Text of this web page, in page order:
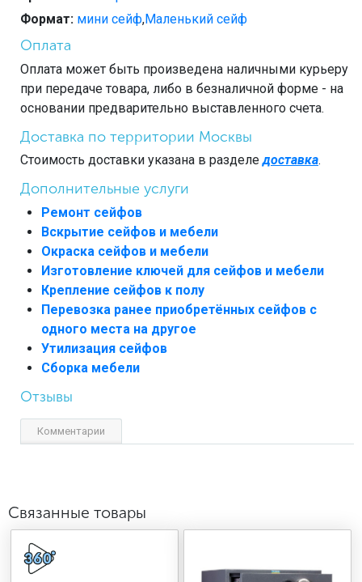
Формат: мини сейф,Маленький сейф
Оплата
Оплата может быть произведена наличными курьеру
при передаче товара, либо в безналичной форме - на
основании предварительно выставленного счета.
Доставка по территории Москвы
Стоимость доставки указана в разделедоставка.
Дополнительные услуги
Ремонт сейфов
Вскрытие сейфов и мебели
Окраска сейфов и мебели
Изготовление ключей для сейфов и мебели
Крепление сейфов к полу
Перевозка ранее приобретённых сейфов с
одного места на другое
Утилизация сейфов
Сборка мебели
Отзывы
Комментарии
Связанные товары